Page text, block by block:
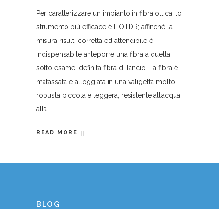
Per caratterizzare un impianto in fibra ottica, lo
strumento più efficace è l’ OTDR; affinché la
misura risulti corretta ed attendibile è
indispensabile anteporre una fibra a quella
sotto esame, definita fibra di lancio. La fibra è
matassata e alloggiata in una valigetta molto
robusta piccola e leggera, resistente all’acqua,
alla
READ MORE
BLOG